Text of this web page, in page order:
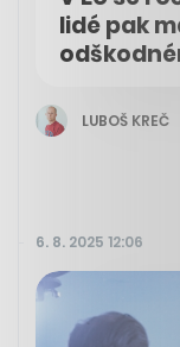
lidé pak
LUBOŠ KREČ
6. 8. 2025 12:06